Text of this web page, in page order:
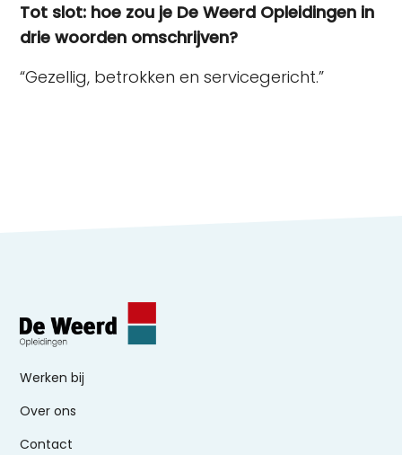
Tot slot: hoe zou je De Weerd Opleidingen in
drie woorden omschrijven?
“Gezellig, betrokken en servicegericht.”
Werken bij
Over ons
Contact